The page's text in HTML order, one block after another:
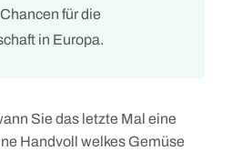
für die
in Europa.
Sie das letzte Mal eine
Handvoll welkes Gemüse